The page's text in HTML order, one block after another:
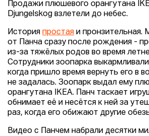
Продажи плюшевого орангутана
Djungelskog взлетели до небес.
История простая и пронзительная.
от Панча сразу после рождения -
из-за тяжёлых родов во время
Сотрудники зоопарка
когда пришло время вернуть его в
не задалась. Зоопарк выдал ему
орангутана IKEA. Панч таскает
обнимает её и несётся к ней за
раз, когда его обижают другие
Видео с Панчем набрали десятки